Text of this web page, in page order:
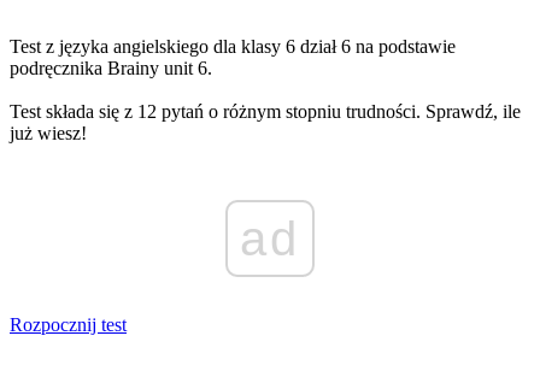
Test z języka angielskiego dla klasy 6 dział 6 na podstawie
podręcznika Brainy unit 6.
Test składa się z 12 pytań o różnym stopniu trudności. Sprawdź, ile
już wiesz!
ad
Rozpocznij test